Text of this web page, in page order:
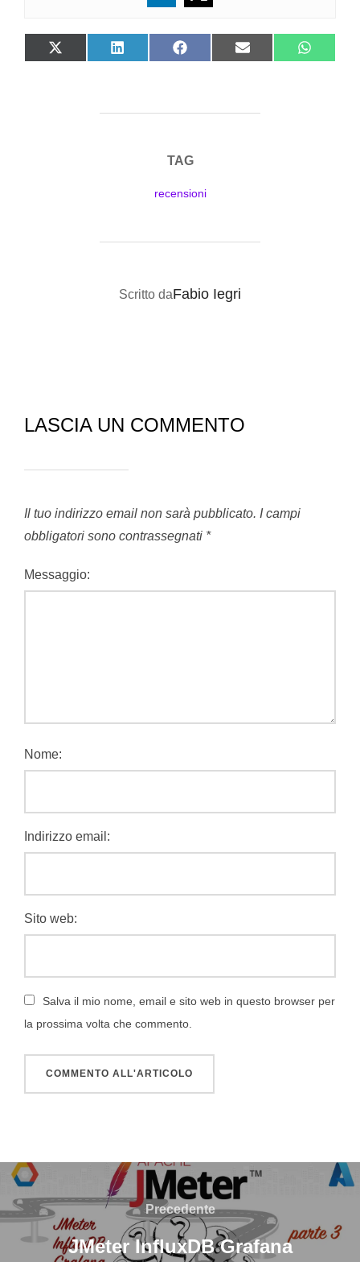
SHARE ON X (TWITTER)
SHARE ON LINKEDINSHARE ON FACEBOOK
SHARE ON EMAIL
SHARE
TAG
recensioni
AUTORE DELL'ARTICOLO
Scritto daFabio Iegri
LASCIA UN COMMENTO
Il tuo indirizzo email non sarà pubblicato. I campi
obbligatori sono contrassegnati *
Messaggio:
Nome:
Indirizzo email:
Sito web:
Salva il mio nome, email e sito web in questo browser per
la prossima volta che commento.
Navigazione
articoli
Precedente
Precedente
JMeter InfluxDB Grafana